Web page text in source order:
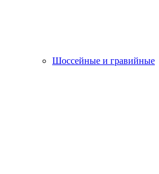
Шоссейные и гравийные